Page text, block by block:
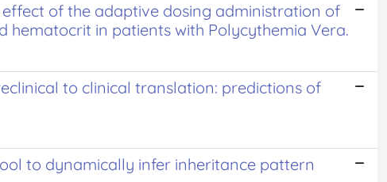
of the adaptive dosing administration of
hematocrit in patients with Polycythemia Vera.
to clinical translation: predictions of
to dynamically infer inheritance pattern